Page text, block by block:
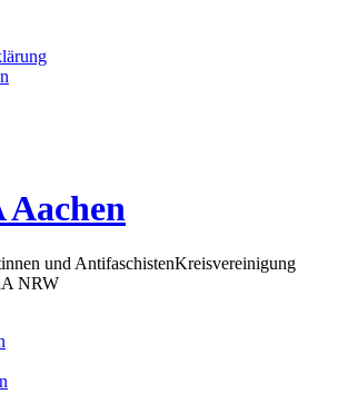
und AntifaschistenKreisvereinigung
NRW